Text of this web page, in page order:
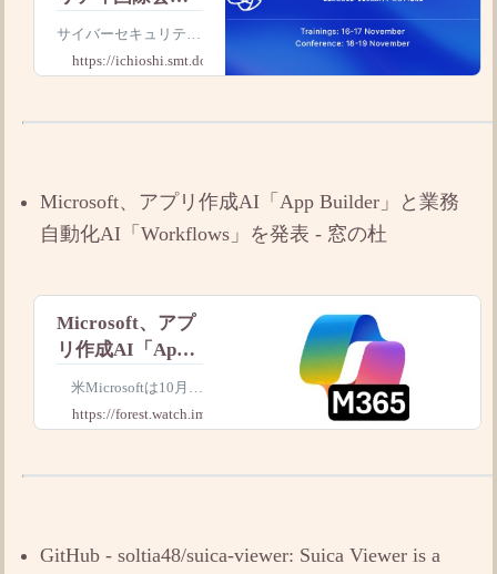
『CODE BLUE
グラム内容発
的なラインナッ
サイバーセキュリティ
国際会議『CODE BLU
E 2025』の全プログラ
鋭的なラインナップ
https://ichioshi.smt.docomo.ne.jp
Microsoft、アプリ作成AI「App Builder」と業務
自動化AI「Workflows」を発表 - 窓の杜
Microsoft、アプ
リ作成AI「App
Builder」と業務
AI「Workflows
リ、フロー、カ
業務を改革
米Microsoftは10月2
8日（現地時間）、
「Microsoft 365 Copilo
ェント「App Builder」
https://forest.watch.impress.co.jp
GitHub - soltia48/suica-viewer: Suica Viewer is a